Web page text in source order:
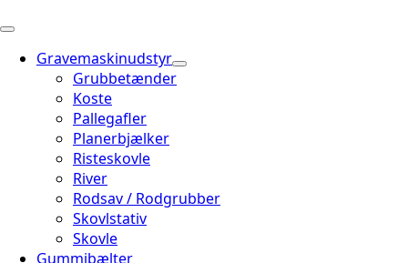
Gravemaskinudstyr
Grubbetænder
Koste
Pallegafler
Planerbjælker
Risteskovle
River
Rodsav / Rodgrubber
Skovlstativ
Skovle
Gummibælter